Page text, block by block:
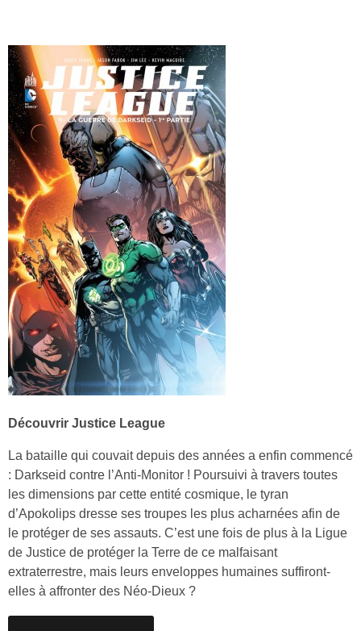
Découvrir Justice League
La bataille qui couvait depuis des années a enfin commencé
: Darkseid contre l’Anti-Monitor ! Poursuivi à travers toutes
les dimensions par cette entité cosmique, le tyran
d’Apokolips dresse ses troupes les plus acharnées afin de
le protéger de ses assauts. C’est une fois de plus à la Ligue
de Justice de protéger la Terre de ce malfaisant
extraterrestre, mais leurs enveloppes humaines suffiront-
elles à affronter des Néo-Dieux ?